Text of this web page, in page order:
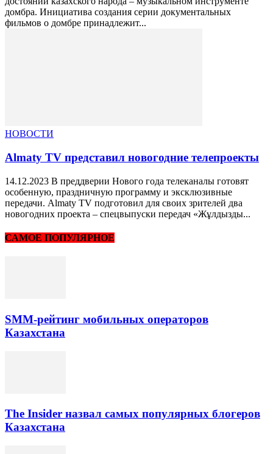
домбра. Инициатива создания серии документальных
фильмов о домбре принадлежит...
НОВОСТИ
Almaty TV представил новогодние телепроекты
14.12.2023 В преддверии Нового года телеканалы готовят
особенную, праздничную программу и эксклюзивные
передачи. Almaty TV подготовил для своих зрителей два
новогодних проекта – спецвыпуски передач «Жұлдызды...
САМОЕ ПОПУЛЯРНОЕ
SMM-рейтинг мобильных операторов
Казахстана
The Insider назвал самых популярных блогеров
Казахстана